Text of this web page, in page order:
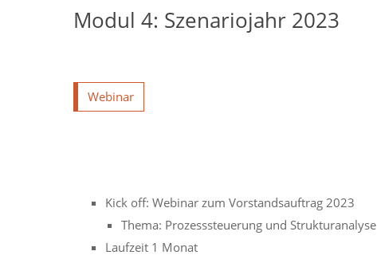
Modul 4: Szenariojahr 2023
Webinar
Kick off: Webinar zum Vorstandsauftrag 2023
Thema: Prozesssteuerung und Strukturanalyse
Laufzeit 1 Monat